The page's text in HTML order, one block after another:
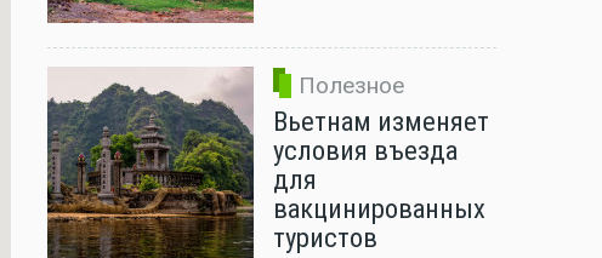
Полезное
Вьетнам изменяет
условия въезда
для
вакцинированных
туристов